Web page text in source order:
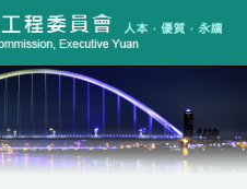
行政院公共工